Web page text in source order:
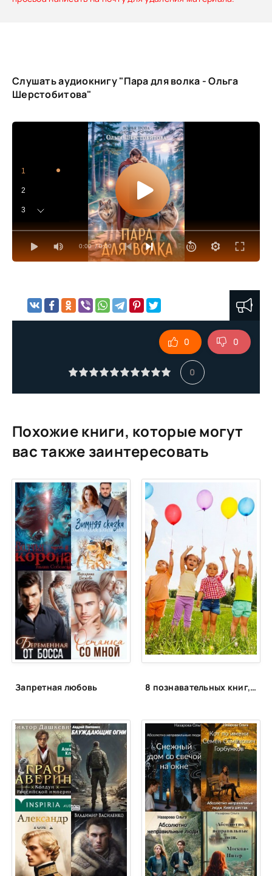
Слушать аудиокнигу "Пара для волка - Ольга
Шерстобитова"
0:00 / 0:00
1
2
3
4
17
18
19
20
21
22
23
24
25
26
30
31
32
33
34
35
36
37
0
0 0
Похожие книги, которые могут
вас также заинтересовать
Запретная любовь 8 познавательных книг, которые увлекут любого ребёнка